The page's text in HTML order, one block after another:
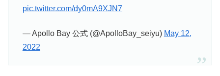
pic.twitter.com/dy0mA9XJN7
— Apollo Bay 公式 (@ApolloBay_seiyu) May 12,
2022